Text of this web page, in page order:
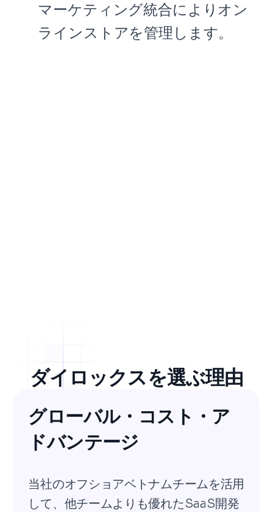
マーケティング統合によりオン
ラインストアを管理します。
ダイロックスを選ぶ理由
グローバル・コスト・ア
ドバンテージ
当社のオフショアベトナムチームを活用
して、他チームよりも優れたSaaS開発